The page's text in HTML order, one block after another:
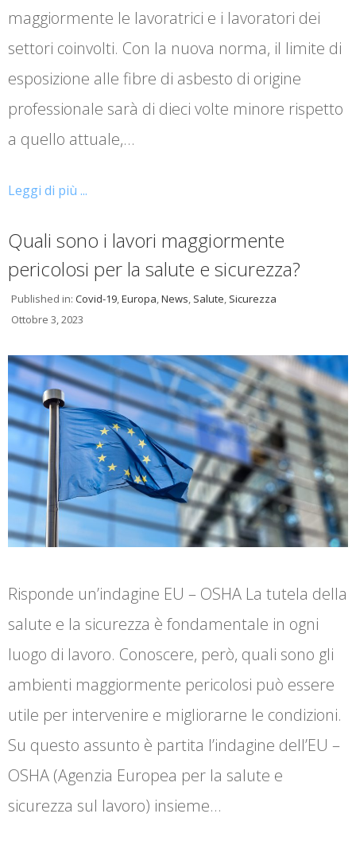
maggiormente le lavoratrici e i lavoratori dei
settori coinvolti. Con la nuova norma, il limite di
esposizione alle fibre di asbesto di origine
professionale sarà di dieci volte minore rispetto
a quello attuale,…
Leggi di più ...
Quali sono i lavori maggiormente
pericolosi per la salute e sicurezza?
Published in: Covid-19,Europa,News, Salute, Sicurezza
Ottobre 3, 2023
Risponde un’indagine EU – OSHA La tutela della
salute e la sicurezza è fondamentale in ogni
luogo di lavoro. Conoscere, però, quali sono gli
ambienti maggiormente pericolosi può essere
utile per intervenire e migliorarne le condizioni.
Su questo assunto è partita l’indagine dell’EU –
OSHA (Agenzia Europea per la salute e
sicurezza sul lavoro) insieme…